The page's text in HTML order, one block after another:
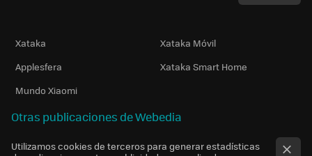
Xataka
Xataka Móvil
Applesfera
Xataka Smart Home
Mundo Xiaomi
Otras publicaciones de Webedia
Utilizamos cookies de terceros para generar estadísticas